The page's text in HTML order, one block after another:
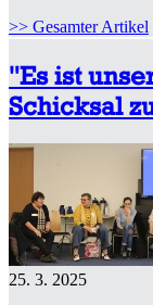
>> Gesamter Artikel
"Es ist
Schicksal
25. 3. 2025